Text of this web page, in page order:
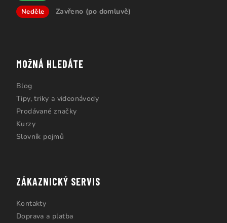
Neděle Zavřeno (po domluvě)
MOŽNÁ HLEDÁTE
Blog
Tipy, triky a videonávody
Prodávané značky
Kurzy
Slovník pojmů
ZÁKAZNICKÝ SERVIS
Kontakty
Doprava a platba